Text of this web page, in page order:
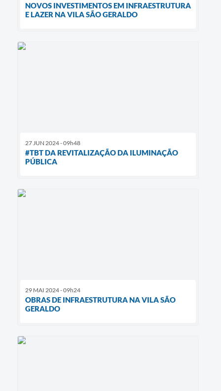
NOVOS INVESTIMENTOS EM INFRAESTRUTURA
E LAZER NA VILA SÃO GERALDO
27 JUN 2024 - 09h48
#TBT DA REVITALIZAÇÃO DA ILUMINAÇÃO
PÚBLICA
29 MAI 2024 - 09h24
OBRAS DE INFRAESTRUTURA NA VILA SÃO
GERALDO